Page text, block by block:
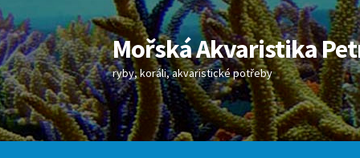
Přeskočit
na
navigaci
Přejít
k
obsahu
webu
Mořská Akvaristika
ryby, koráli, akvaristické potřeby